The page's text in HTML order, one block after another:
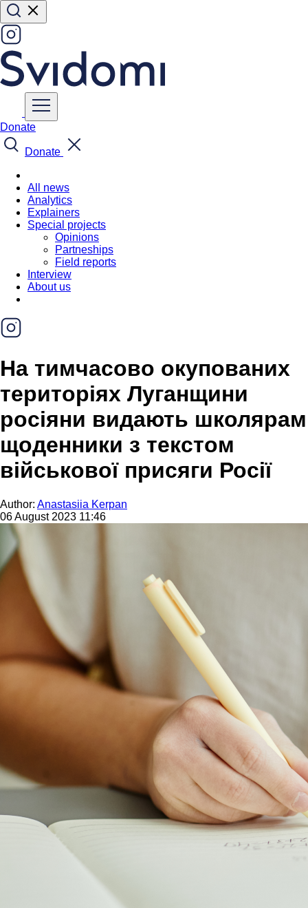
Donate
Donate
All news
Analytics
Explainers
Special projects
Opinions
Partneships
Field reports
Interview
About us
На тимчасово окупованих
територіях Луганщини
росіяни видають школярам
щоденники з текстом
військової присяги Росії
Author: Anastasiia Kerpan
06 August 2023 11:46